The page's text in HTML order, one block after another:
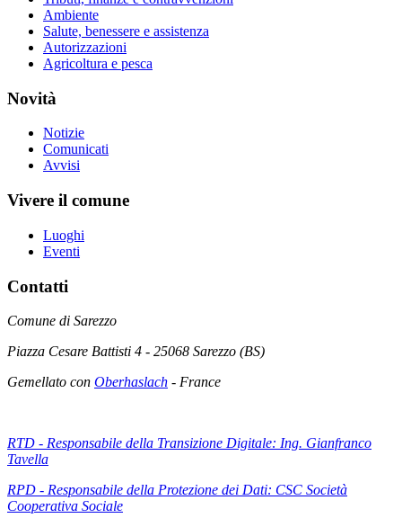
Ambiente
Salute, benessere e assistenza
Autorizzazioni
Agricoltura e pesca
Novità
Notizie
Comunicati
Avvisi
Vivere il comune
Luoghi
Eventi
Contatti
Comune di Sarezzo
Piazza Cesare Battisti 4 - 25068 Sarezzo (BS)
Gemellato con Oberhaslach - France
RTD - Responsabile della Transizione Digitale: Ing. Gianfranco
Tavella
RPD - Responsabile della Protezione dei Dati: CSC Società
Cooperativa Sociale